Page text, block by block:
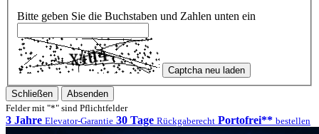
Bitte geben Sie die Buchstaben und Zahlen unten ein
Captcha neu laden
Schließen
Absenden
Felder mit "*" sind Pflichtfelder
3 Jahre Elevator-Garantie 30 Tage Rückgaberecht Portofrei** bestellen